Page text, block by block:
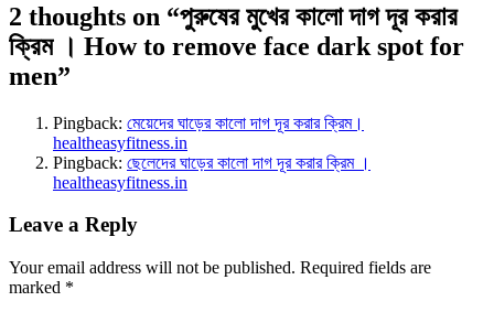
2 thoughts on “পুরুষের মুখের কালো দাগ দূর করার
ক্রিম । How to remove face dark spot for
men”
Pingback: মেয়েদের ঘাড়ের কালো দাগ দূর করার ক্রিম।
healtheasyfitness.in
Pingback: ছেলেদের ঘাড়ের কালো দাগ দূর করার ক্রিম ।
healtheasyfitness.in
Leave a Reply
Your email address will not be published. Required fields are
marked *